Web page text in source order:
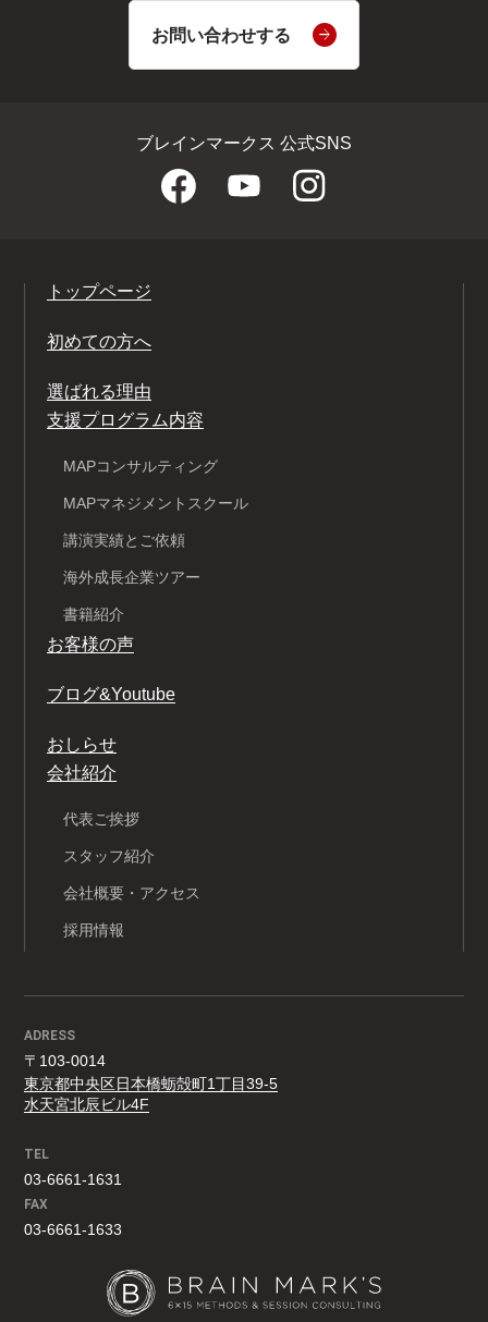
お問い合わせする
ブレインマークス 公式SNS
トップページ
初めての方へ
選ばれる理由
支援プログラム内容
MAPコンサルティング
MAPマネジメントスクール
講演実績とご依頼
海外成長企業ツアー
書籍紹介
お客様の声
ブログ&Youtube
おしらせ
会社紹介
代表ご挨拶
スタッフ紹介
会社概要・アクセス
採用情報
ADRESS
〒103-0014
東京都中央区日本橋蛎殻町1丁目39-5
水天宮北辰ビル4F
TEL
03-6661-1631
FAX
03-6661-1633